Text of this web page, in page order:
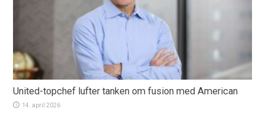
United-topchef lufter tanken om fusion med American
14. april 2026